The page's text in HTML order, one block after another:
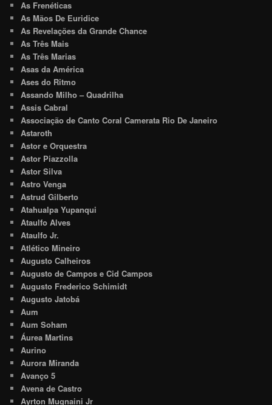
As Frenéticas
As Mãos De Euridice
As Revelações da Grande Chance
As Três Mais
As Três Marias
Asas da América
Ases do Ritmo
Assando Milho – Quadrilha
Assis Cabral
Associação de Canto Coral Camerata Rio De Janeiro
Astaroth
Astor e Orquestra
Astor Piazzolla
Astor Silva
Astro Venga
Astrud Gilberto
Atahualpa Yupanqui
Ataulfo Alves
Ataulfo Jr.
Atlético Mineiro
Augusto Calheiros
Augusto de Campos e Cid Campos
Augusto Frederico Schimidt
Augusto Jatobá
Aum
Aum Soham
Áurea Martins
Aurino
Aurora Miranda
Avanço 5
Avena de Castro
Ayrton Mugnaini Jr